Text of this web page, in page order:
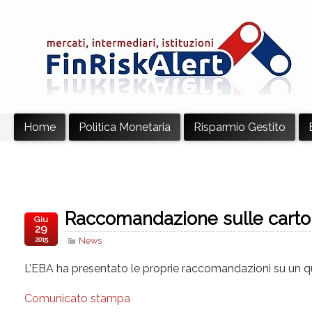
Home Politica Monetaria Risparmio Gestito
Raccomandazione sulle
News
Giu
29
2015
L’EBA ha presentato le proprie raccomandazioni su un
Comunicato stampa